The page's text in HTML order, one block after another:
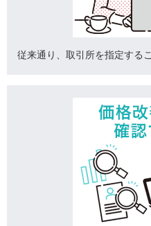
従来通り、取引所を指定する